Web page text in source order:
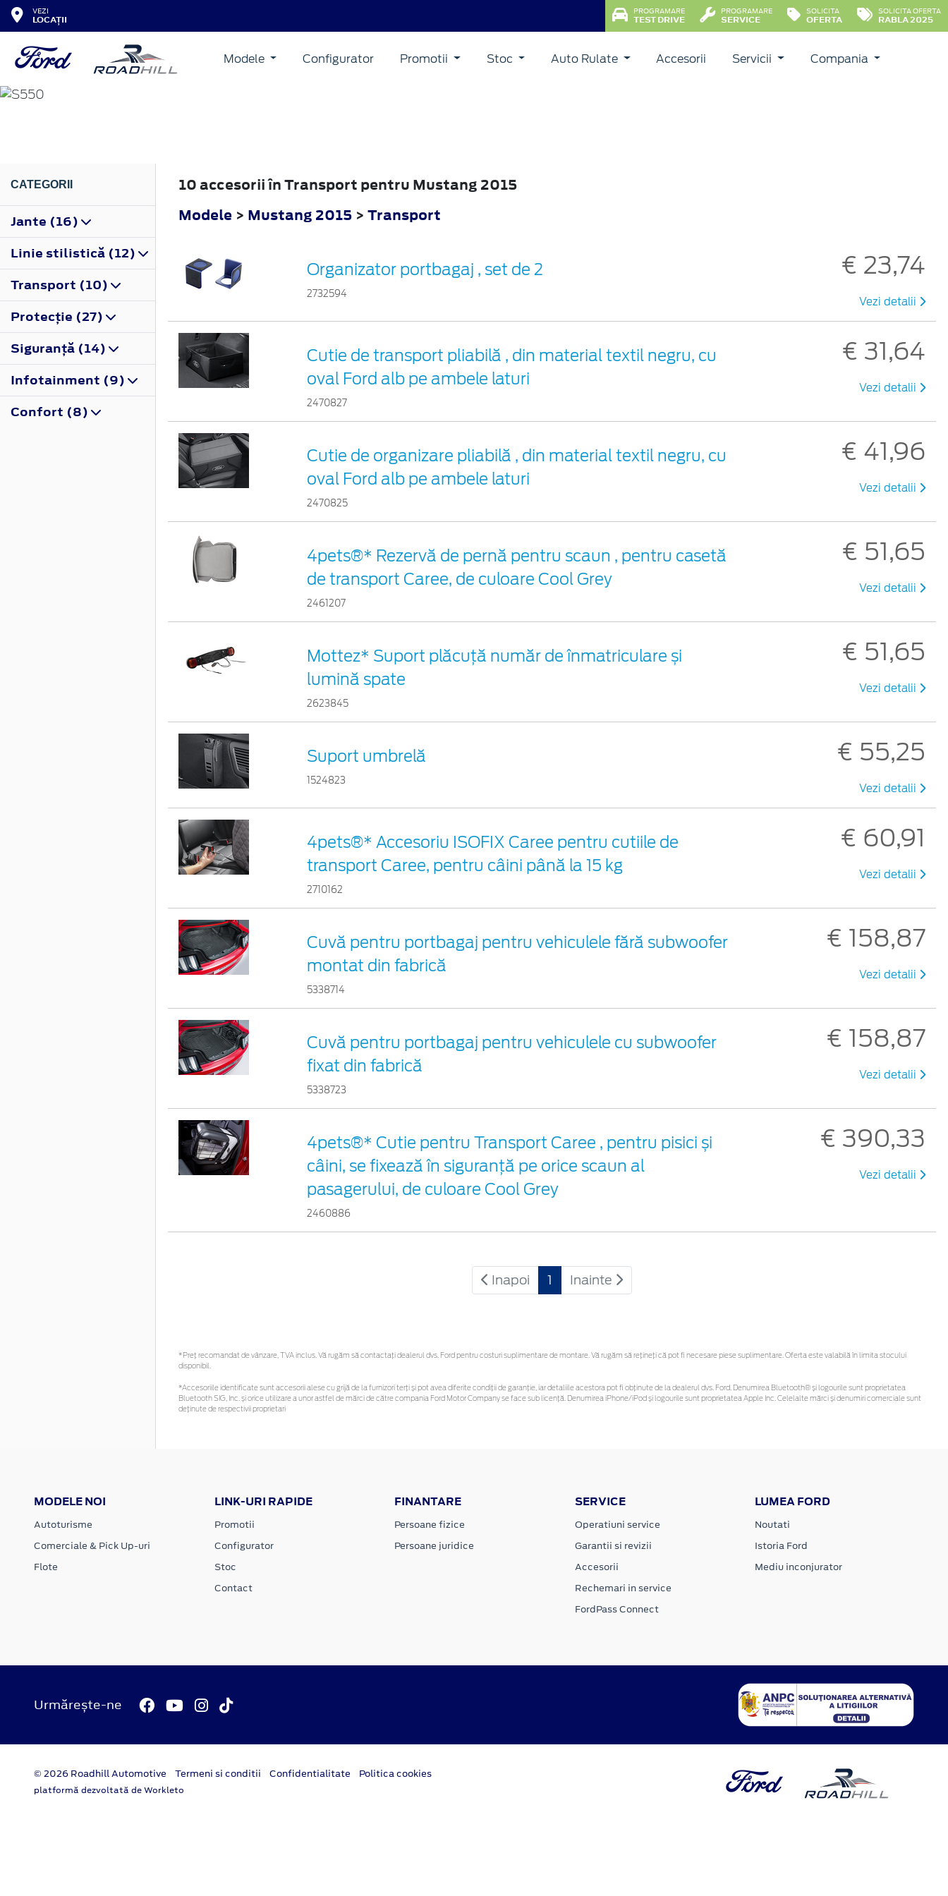
VEZI
LOCAȚII
PROGRAMARE
TEST DRIVE
PROGRAMARE
SERVICE
SOLICITA
OFERTA
SOLICITA OFERTA
RABLA 2025
Modele Configurator Promotii Stoc Auto Rulate Accesorii Servicii Compania
MUSTANG
CATEGORII
Jante (16)
Linie stilistică (12)
Transport (10)
Protecţie (27)
Siguranţă (14)
Infotainment (9)
Confort (8)
10 accesorii în Transport pentru Mustang 2015
Modele > Mustang 2015 > Transport
Organizator portbagaj , set de 2
2732594
€ 23,74
Vezi detalii
Cutie de transport pliabilă , din material textil negru, cu
oval Ford alb pe ambele laturi
2470827
€ 31,64
Vezi detalii
Cutie de organizare pliabilă , din material textil negru, cu
oval Ford alb pe ambele laturi
2470825
€ 41,96
Vezi detalii
4pets®* Rezervă de pernă pentru scaun , pentru casetă
de transport Caree, de culoare Cool Grey
2461207
€ 51,65
Vezi detalii
Mottez* Suport plăcuță număr de înmatriculare și
lumină spate
2623845
€ 51,65
Vezi detalii
Suport umbrelă
1524823
€ 55,25
Vezi detalii
4pets®* Accesoriu ISOFIX Caree pentru cutiile de
transport Caree, pentru câini până la 15 kg
2710162
€ 60,91
Vezi detalii
Cuvă pentru portbagaj pentru vehiculele fără subwoofer
montat din fabrică
5338714
€ 158,87
Vezi detalii
Cuvă pentru portbagaj pentru vehiculele cu subwoofer
fixat din fabrică
5338723
€ 158,87
Vezi detalii
4pets®* Cutie pentru Transport Caree , pentru pisici și
câini, se fixează în siguranță pe orice scaun al
pasagerului, de culoare Cool Grey
2460886
€ 390,33
Vezi detalii
Inapoi 1 Inainte
*Preţ recomandat de vânzare, TVA inclus. Vă rugăm să contactaţi dealerul dvs. Ford pentru costuri suplimentare de montare. Vă rugăm să rețineți că pot fi necesare piese suplimentare. Oferta este valabilă în limita stocului
disponibil.
*Accesoriile identificate sunt accesorii alese cu grijă de la furnizori terți și pot avea diferite condiții de garanție, iar detaliile acestora pot fi obținute de la dealerul dvs. Ford. Denumirea Bluetooth® și logourile sunt proprietatea
Bluetooth SIG, Inc. și orice utilizare a unor astfel de mărci de către compania Ford Motor Company se face sub licență. Denumirea iPhone/iPod și logourile sunt proprietatea Apple Inc. Celelalte mărci și denumiri comerciale sunt
deținute de respectivii proprietari
MODELE NOI
Autoturisme
Comerciale & Pick Up-uri
Flote
LINK-URI RAPIDE
Promotii
Configurator
Stoc
Contact
FINANTARE
Persoane fizice
Persoane juridice
SERVICE
Operatiuni service
Garantii si revizii
Accesorii
Rechemari in service
FordPass Connect
LUMEA FORD
Noutati
Istoria Ford
Mediu inconjurator
Urmărește-ne
© 2026 Roadhill Automotive Termeni si conditii Confidentialitate Politica cookies
platformă dezvoltată de Workleto